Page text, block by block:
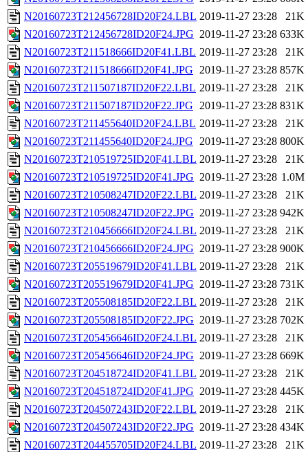
N20160723T212456728ID20F24.LBL 2019-11-27 23:28
21K
N20160723T212456728ID20F24.JPG 2019-11-27 23:28 633K
N20160723T211518666ID20F41.LBL 2019-11-27 23:28
21K
N20160723T211518666ID20F41.JPG 2019-11-27 23:28 857K
N20160723T211507187ID20F22.LBL 2019-11-27 23:28
21K
N20160723T211507187ID20F22.JPG 2019-11-27 23:28 831K
N20160723T211455640ID20F24.LBL 2019-11-27 23:28
21K
N20160723T211455640ID20F24.JPG 2019-11-27 23:28 800K
N20160723T210519725ID20F41.LBL 2019-11-27 23:28
21K
N20160723T210519725ID20F41.JPG 2019-11-27 23:28 1.0M
N20160723T210508247ID20F22.LBL 2019-11-27 23:28
21K
N20160723T210508247ID20F22.JPG 2019-11-27 23:28 942K
N20160723T210456666ID20F24.LBL 2019-11-27 23:28
21K
N20160723T210456666ID20F24.JPG 2019-11-27 23:28 900K
N20160723T205519679ID20F41.LBL 2019-11-27 23:28
21K
N20160723T205519679ID20F41.JPG 2019-11-27 23:28 731K
N20160723T205508185ID20F22.LBL 2019-11-27 23:28
21K
N20160723T205508185ID20F22.JPG 2019-11-27 23:28 702K
N20160723T205456646ID20F24.LBL 2019-11-27 23:28
21K
N20160723T205456646ID20F24.JPG 2019-11-27 23:28 669K
N20160723T204518724ID20F41.LBL 2019-11-27 23:28
21K
N20160723T204518724ID20F41.JPG 2019-11-27 23:28 445K
N20160723T204507243ID20F22.LBL 2019-11-27 23:28
21K
N20160723T204507243ID20F22.JPG 2019-11-27 23:28 434K
N20160723T204455705ID20F24.LBL 2019-11-27 23:28
21K